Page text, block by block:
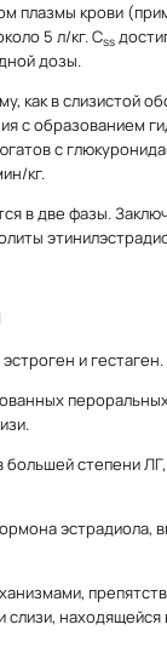
плазмы крови
5 л/кг. Css
дозы.
в слизистой
с образованием
с
кг.
в две фазы.
и гестаген.
степени